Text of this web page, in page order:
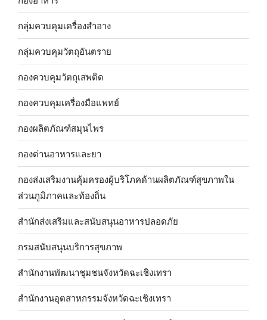
กลุ่มควบคุมเครื่องสำอาง
กลุ่มควบคุมวัตถุอันตราย
กองควบคุมวัตถุเสพติด
กองควบคุมเครื่องมือแพทย์
กองผลิตภัณฑ์สมุนไพร
กองด่านอาหารและยา
กองส่งเสริมงานคุ้มครองผู้บริโภคด้านผลิตภัณฑ์สุขภาพใน
ส่วนภูมิภาคและท้องถิ่น
สำนักส่งเสริมและสนับสนุนอาหารปลอดภัย
กรมสนับสนุนบริการสุขภาพ
สำนักงานพัฒนาชุมชนจังหวัดฉะเชิงเทรา
สำนักงานอุตสาหกรรมจังหวัดฉะเชิงเทรา